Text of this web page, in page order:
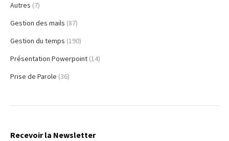
Autres (7)
Gestion des mails (87)
Gestion du temps (190)
Présentation Powerpoint (14)
Prise de Parole (36)
Recevoir la Newsletter